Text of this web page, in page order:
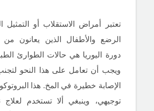
تعتبر أمراض الاستقلاب أو
الرضع والأطفال الذين يعانون
دورة اليوريا هي حالات الطوارئ
ويجب أن تعامل على هذا النحو
الإصابة خطيرة في المخ. هذا
توجيهي، وينبغي ألا تستخدم لعلاج